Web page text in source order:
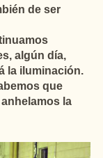
de ser
algún día,
la iluminación.
que
la